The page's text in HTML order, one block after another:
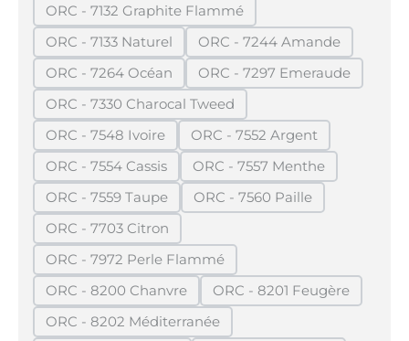
ORC - 7132 Graphite Flammé
(Diese Option ist zurzeit nicht verfügbar.)
ORC - 7133 Naturel
(Diese Option ist zurzeit nicht verfügbar.)
ORC - 7244 Amande
(Diese Option ist
ORC - 7264 Océan
(Diese Option ist zurzeit nicht verfügbar.)
ORC - 7297 Emeraude
(Diese Option ist
ORC - 7330 Charocal Tweed
(Diese Option ist zurzeit nicht verfügbar.)
ORC - 7548 Ivoire
(Diese Option ist zurzeit nicht verfügbar.)
ORC - 7552 Argent
(Diese Option ist zurzeit
ORC - 7554 Cassis
(Diese Option ist zurzeit nicht verfügbar.)
ORC - 7557 Menthe
(Diese Option ist zurzeit
ORC - 7559 Taupe
(Diese Option ist zurzeit nicht verfügbar.)
ORC - 7560 Paille
(Diese Option ist zurzeit
ORC - 7703 Citron
(Diese Option ist zurzeit nicht verfügbar.)
ORC - 7972 Perle Flammé
(Diese Option ist zurzeit nicht verfügbar.)
ORC - 8200 Chanvre
(Diese Option ist zurzeit nicht verfügbar.)
ORC - 8201 Feugère
(Diese Option ist
ORC - 8202 Méditerranée
(Diese Option ist zurzeit nicht verfügbar.)